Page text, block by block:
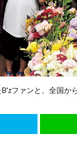
ファンと、全国か